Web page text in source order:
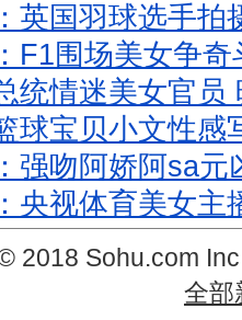
英国羽球选手拍
F1围场美女争
统情迷美女官员
球宝贝小文性感
强吻阿娇阿sa元
央视体育美女主
2018 Sohu.com
全部